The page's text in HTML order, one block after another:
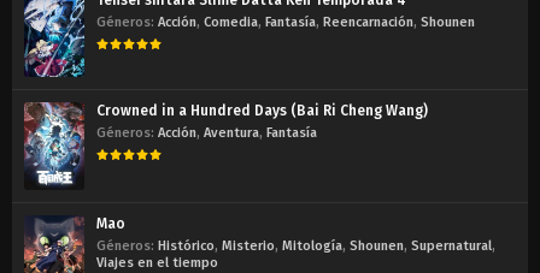
Géneros: Acción, Comedia, Fantasía, Reencarnación, Shounen
Crowned in a Hundred Days (Bai Ri Cheng Wang)
Géneros: Acción, Aventura, Fantasía
Mao
Géneros: Histórico, Misterio, Mitología, Shounen, Supernatural,
Viajes en el tiempo